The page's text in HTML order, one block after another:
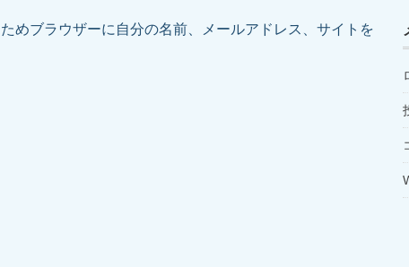
めブラウザーに自分の名前、メールアドレス、サイトを